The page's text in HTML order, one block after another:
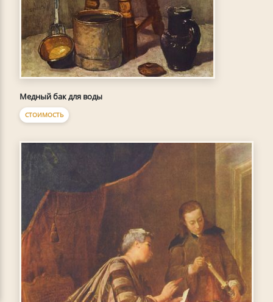
Медный бак для воды
СТОИМОСТЬ